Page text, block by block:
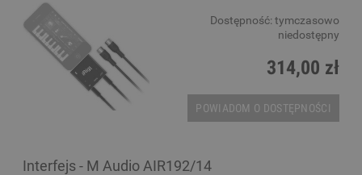
Dostępność: tymczasowo
niedostępny
314,00 zł
POWIADOM O DOSTĘPNOŚCI
Interfejs - M Audio AIR192/14